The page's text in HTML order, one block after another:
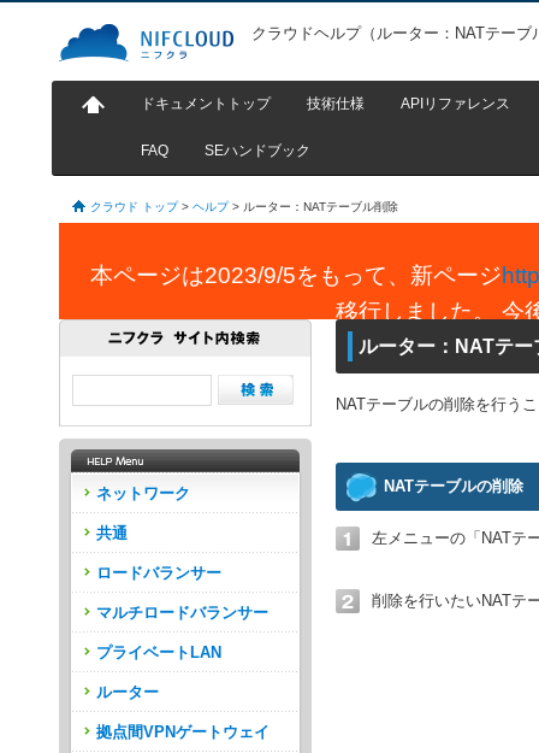
クラウドヘルプ（ルーター：NATテーブ
ドキュメントトップ 技術仕様 APIリファレンス
FAQ SEハンドブック
クラウド トップ > ヘルプ > ルーター：NATテーブル削除
本ページは2023/9/5をもって、新ページ
移行しました。 今
ルーター：NATテー
NATテーブルの削除を行う
NATテーブルの削除
左メニューの「NATテ
削除を行いたいNATテ
ネットワーク
共通
ロードバランサー
マルチロードバランサー
プライベートLAN
ルーター
拠点間VPNゲートウェイ